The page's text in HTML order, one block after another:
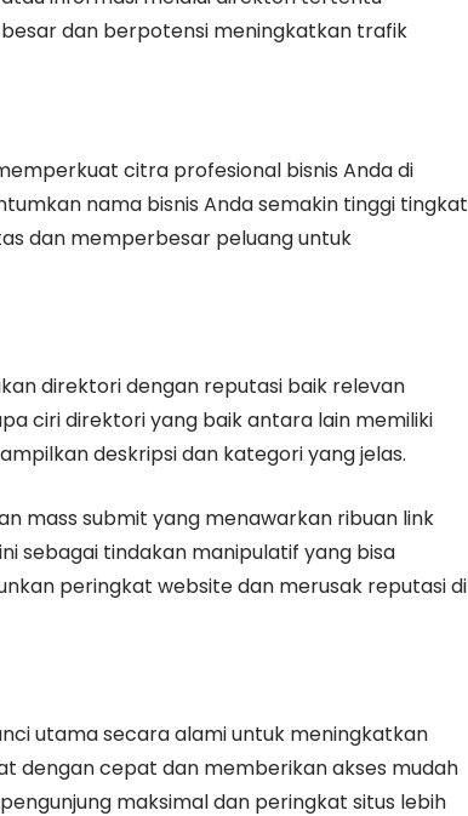
dan berpotensi meningkatkan trafik
citra profesional bisnis Anda di
nama bisnis Anda semakin tinggi tingkat
dan memperbesar peluang untuk
direktori dengan reputasi baik relevan
ciri direktori yang baik antara lain memiliki
deskripsi dan kategori yang jelas.
mass submit yang menawarkan ribuan link
sebagai tindakan manipulatif yang bisa
peringkat website dan merusak reputasi di
utama secara alami untuk meningkatkan
dengan cepat dan memberikan akses mudah
maksimal dan peringkat situs lebih